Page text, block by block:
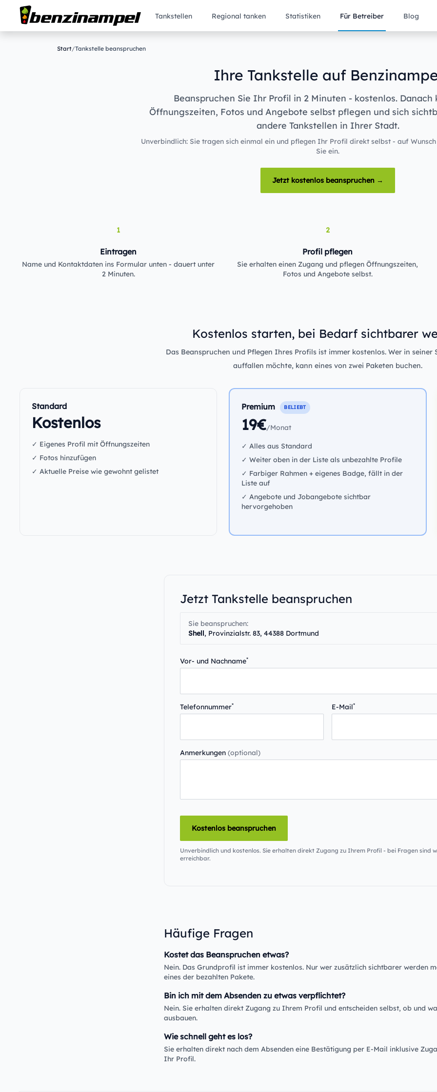
Tankstellen Regional tanken Statistiken Für Betreiber Blog
Start/Tankstelle beanspruchen
Ihre Tankstelle auf
Beanspruchen Sie Ihr Profil in 2 Minuten - kostenlos. Danach
Öffnungszeiten, Fotos und Angebote selbst pflegen und sich
andere Tankstellen in Ihrer Stadt.
Unverbindlich: Sie tragen sich einmal ein und pflegen Ihr Profil direkt selbst - auf
Sie ein.
Jetzt kostenlos beanspruchen →
1
Eintragen
Name und Kontaktdaten ins Formular unten - dauert unter
2 Minuten.
2
Profil pflegen
Sie erhalten einen Zugang und pflegen Öffnungszeiten,
Fotos und Angebote selbst.
Kostenlos starten, bei Bedarf sichtbarer
Das Beanspruchen und Pflegen Ihres Profils ist immer kostenlos. Wer in seiner
auffallen möchte, kann eines von zwei Paketen buchen.
Standard
Kostenlos
✓ Eigenes Profil mit Öffnungszeiten
✓ Fotos hinzufügen
✓ Aktuelle Preise wie gewohnt gelistet
Premium BELIEBT
19€/Monat
✓ Alles aus Standard
✓ Weiter oben in der Liste als unbezahlte Profile
✓ Farbiger Rahmen + eigenes Badge, fällt in der
Liste auf
✓ Angebote und Jobangebote sichtbar
hervorgehoben
Jetzt Tankstelle beanspruchen
Sie beanspruchen:
Shell, Provinzialstr. 83, 44388 Dortmund
Vor- und Nachname*
Telefonnummer* E-Mail*
Anmerkungen (optional)
Kostenlos beanspruchen
Unverbindlich und kostenlos. Sie erhalten direkt Zugang zu Ihrem Profil - bei Fragen sind
erreichbar.
Häufige Fragen
Kostet das Beanspruchen etwas?
Nein. Das Grundprofil ist immer kostenlos. Nur wer zusätzlich sichtbarer werden
eines der bezahlten Pakete.
Bin ich mit dem Absenden zu etwas verpflichtet?
Nein. Sie erhalten direkt Zugang zu Ihrem Profil und entscheiden selbst, ob und
ausbauen.
Wie schnell geht es los?
Sie erhalten direkt nach dem Absenden eine Bestätigung per E-Mail inklusive
Ihr Profil.